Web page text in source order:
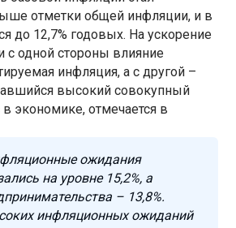
отметки общей инфляции, и в
до 12,7% годовых. На ускорение
с одной стороны влияние
инфляция, а с другой –
высокий совокупный
экономике, отмечается в
ожидания
на уровне 15,2%, а
– 13,8%.
инфляционных ожиданий